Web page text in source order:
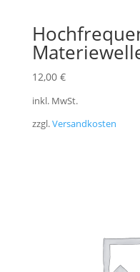
12,00 €
inkl. MwSt.
zzgl.Versandkosten